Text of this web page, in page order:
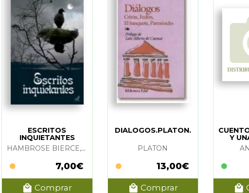
ESCRITOS
INQUIETANTES
HAMBROSE BIERCE, PAUL FEVAL, HORACIO QUIROGA Y WILLIAM W. COLLINS
7,00€
Comprar
DIALOGOS.PLATON.
PLATON
13,00€
Comprar
Y